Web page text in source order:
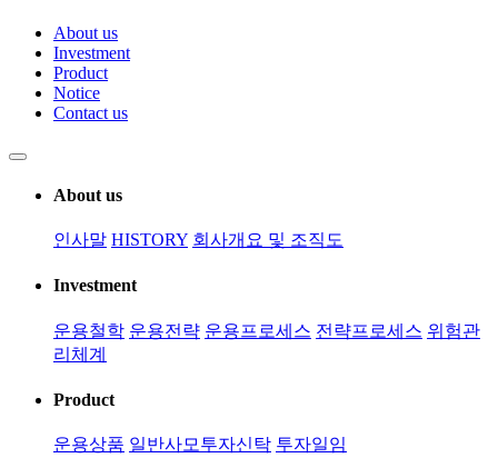
About us
Investment
Product
Notice
Contact us
About us
인사말 HISTORY 회사개요 및 조직도
Investment
운용철학 운용전략 운용프로세스 전략프로세스 위험관
리체계
Product
운용상품 일반사모투자신탁 투자일임